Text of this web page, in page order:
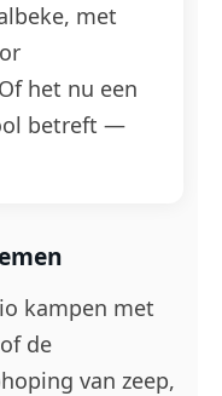
met
het nu een
betreft —
kampen met
de
van zeep,